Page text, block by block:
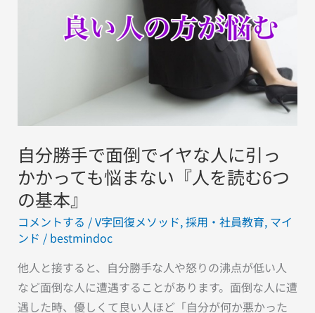
自分勝手で面倒でイヤな人に引っ
かかっても悩まない『人を読む6つ
の基本』
コメントする /V字回復メソッド,採用・社員教育, マイ
ンド / bestmindoc
他人と接すると、自分勝手な人や怒りの沸点が低い人
など面倒な人に遭遇することがあります。面倒な人に遭
遇した時、優しくて良い人ほど「自分が何か悪かった
っ
か
か
っ
て
も
悩
ま
な
い